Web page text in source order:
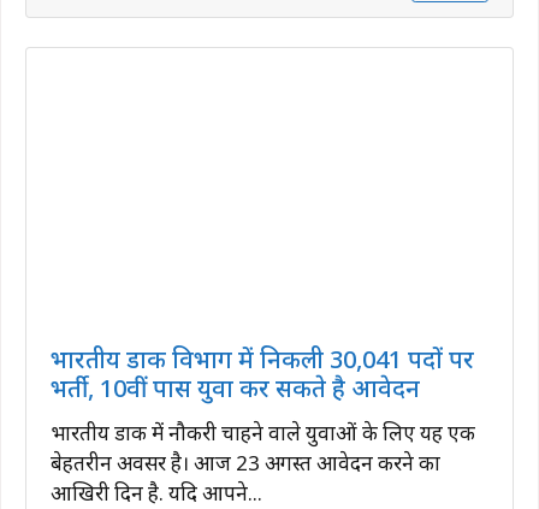
भारतीय डाक विभाग में निकली 30,041 पदों पर
भर्ती, 10वीं पास युवा कर सकते है आवेदन
भारतीय डाक में नौकरी चाहने वाले युवाओं के लिए यह एक
बेहतरीन अवसर है। आज 23 अगस्त आवेदन करने का
आखिरी दिन है. यदि आपने...